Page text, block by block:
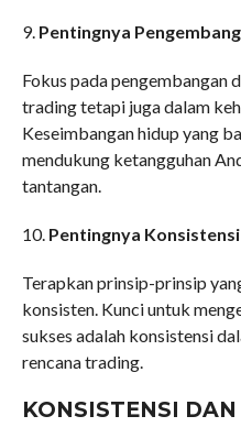
9. Pentingnya
Fokus pada pengembangan
trading tetapi juga dalam
Keseimbangan hidup yang
mendukung ketangguhan
tantangan.
10. Pentingnya Konsistensi
Terapkan prinsip-prinsip
konsisten. Kunci untuk
sukses adalah konsistensi
rencana trading.
KONSISTENSI